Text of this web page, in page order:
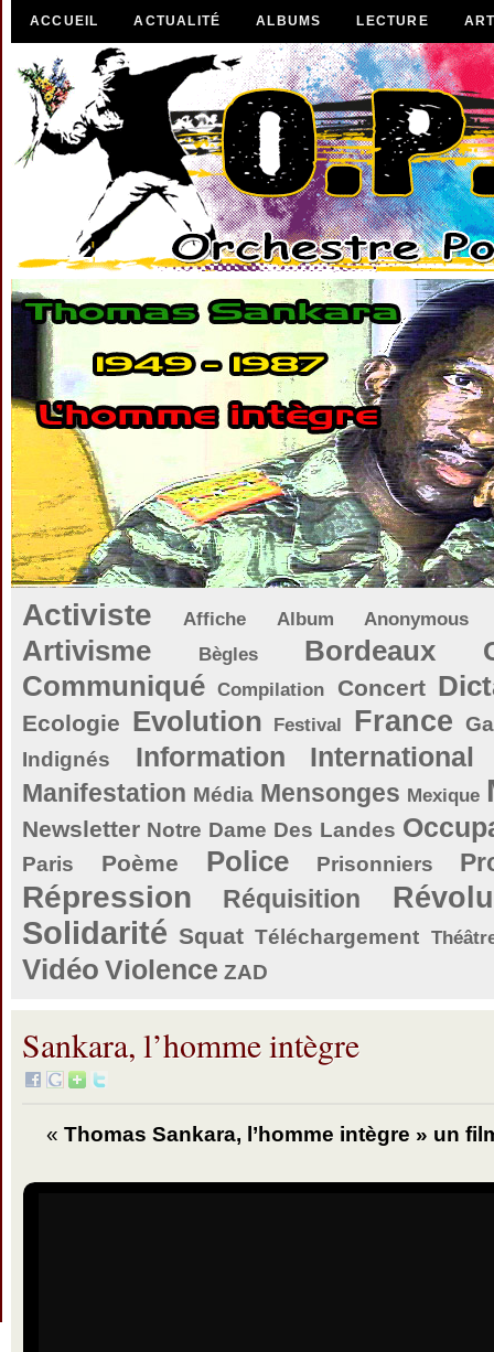
ACCUEIL ACTUALITÉ ALBUMS LECTURE
Activiste Affiche Album Anonymous
Artivisme Bègles Bordeaux
Communiqué Compilation Concert
Ecologie Evolution Festival France
Indignés
Information International
Manifestation Média Mensonges Mexique
Newsletter Notre Dame Des Landes
Paris Poème Police Prisonniers
Répression Réquisition
Solidarité Squat Téléchargement
Vidéo Violence ZAD
Sankara, l’homme intègre
« Thomas Sankara, l’homme intègre » un